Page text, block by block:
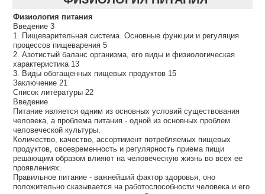
Физиология питания
Введение 3
1. Пищеварительная система. Основные функции и регуляция
процессов пищеварения 5
2. Азотистый баланс организма, его виды и физиологическая
характеристика 13
3. Виды обогащенных пищевых продуктов 15
Заключение 21
Список литературы 22
Введение
Питание является одним из основных условий существования
человека, а проблема питания - одной из основных проблем
человеческой культуры.
Количество, качество, ассортимент потребляемых пищевых
продуктов, своевременность и регулярность приема пищи
решающим образом влияют на человеческую жизнь во всех ее
проявлениях.
Правильное питание - важнейший фактор здоровья, оно
положительно сказывается на работоспособности человека и его